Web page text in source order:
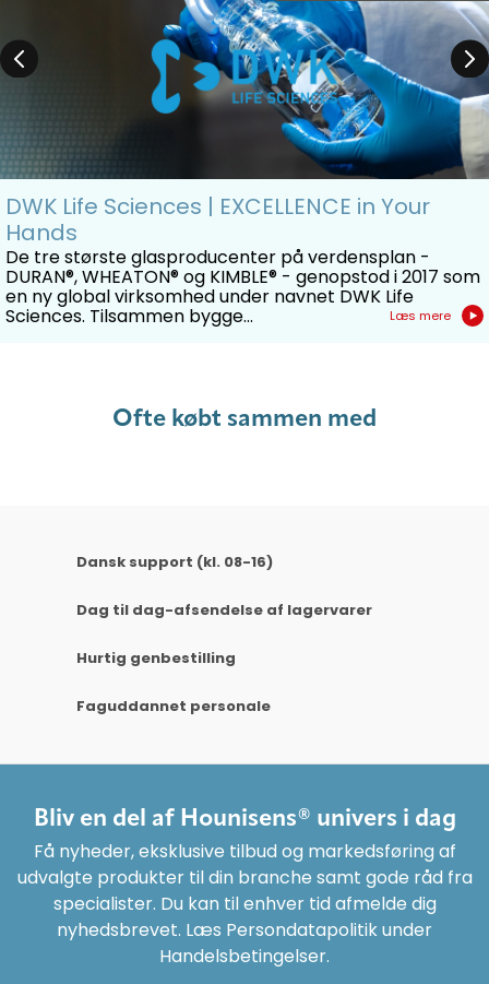
DWK Life Sciences | EXCELLENCE in Your
Hands
De tre største glasproducenter på verdensplan -
DURAN®, WHEATON® og KIMBLE® - genopstod i 2017 som
en ny global virksomhed under navnet DWK Life
Sciences. Tilsammen bygge... Læs mere
Ofte købt sammen med
Dansk support (kl. 08-16)
Dag til dag-afsendelse af lagervarer
Hurtig genbestilling
Faguddannet personale
Bliv en del af Hounisens® univers i dag
Få nyheder, eksklusive tilbud og markedsføring af
udvalgte produkter til din branche samt gode råd fra
specialister. Du kan til enhver tid afmelde dig
nyhedsbrevet. Læs Persondatapolitik under
Handelsbetingelser.